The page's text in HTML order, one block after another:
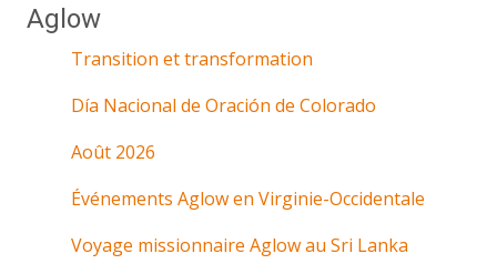
Aglow
Transition et transformation
Día Nacional de Oración de Colorado
Août 2026
Événements Aglow en Virginie-Occidentale
Voyage missionnaire Aglow au Sri Lanka